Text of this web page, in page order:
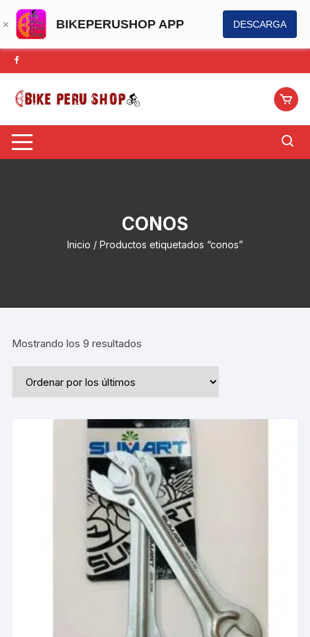
BIKEPERUSHOP APP DESCARGA
Saltar
al
contenido
CONOS
Inicio / Productos etiquetados “conos”
Mostrando los 9 resultados